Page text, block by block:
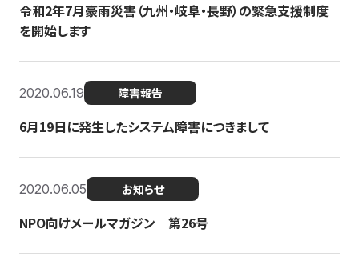
令和2年7月豪雨災害（九州・岐阜・長野）の緊急支援制度
を開始します
2020.06.19 障害報告
6月19日に発生したシステム障害につきまして
2020.06.05 お知らせ
NPO向けメールマガジン 第26号